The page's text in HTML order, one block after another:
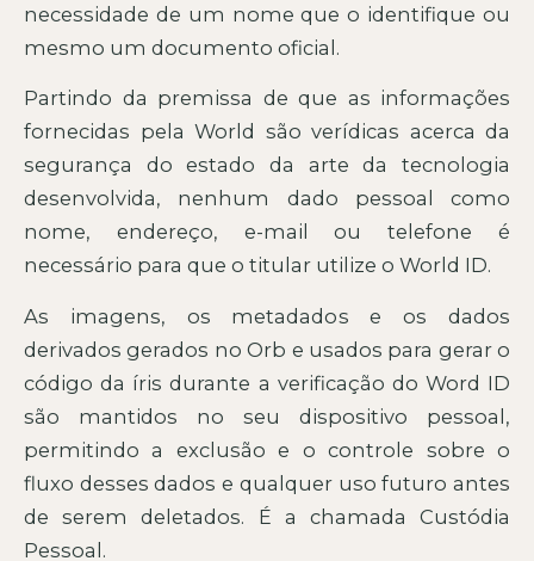
necessidade de um nome que o identifique ou
mesmo um documento oficial.
Partindo da premissa de que as informações
fornecidas pela World são verídicas acerca da
segurança do estado da arte da tecnologia
desenvolvida, nenhum dado pessoal como
nome, endereço, e-mail ou telefone é
necessário para que o titular utilize o World ID.
As imagens, os metadados e os dados
derivados gerados no Orb e usados para gerar o
código da íris durante a verificação do Word ID
são mantidos no seu dispositivo pessoal,
permitindo a exclusão e o controle sobre o
fluxo desses dados e qualquer uso futuro antes
de serem deletados. É a chamada Custódia
Pessoal.